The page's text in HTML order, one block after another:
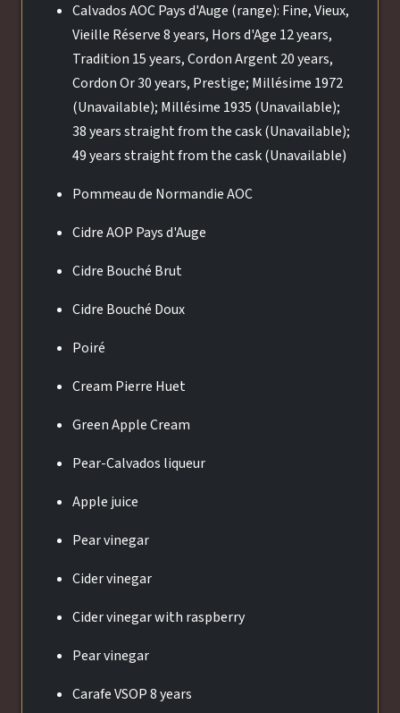
Calvados AOC Pays d'Auge (range): Fine, Vieux,
Vieille Réserve 8 years, Hors d'Age 12 years,
Tradition 15 years, Cordon Argent 20 years,
Cordon Or 30 years, Prestige; Millésime 1972
(Unavailable); Millésime 1935 (Unavailable);
38 years straight from the cask (Unavailable);
49 years straight from the cask (Unavailable)
Pommeau de Normandie AOC
Cidre AOP Pays d'Auge
Cidre Bouché Brut
Cidre Bouché Doux
Poiré
Cream Pierre Huet
Green Apple Cream
Pear-Calvados liqueur
Apple juice
Pear vinegar
Cider vinegar
Cider vinegar with raspberry
Pear vinegar
Carafe VSOP 8 years